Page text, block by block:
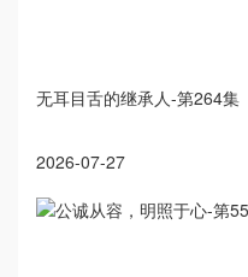
无耳目舌的继承人-第264集
2026-07-27